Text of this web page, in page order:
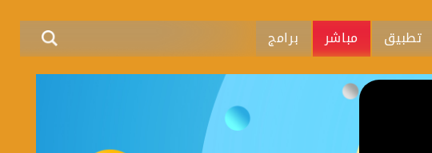
تطبيق مباشر برامج